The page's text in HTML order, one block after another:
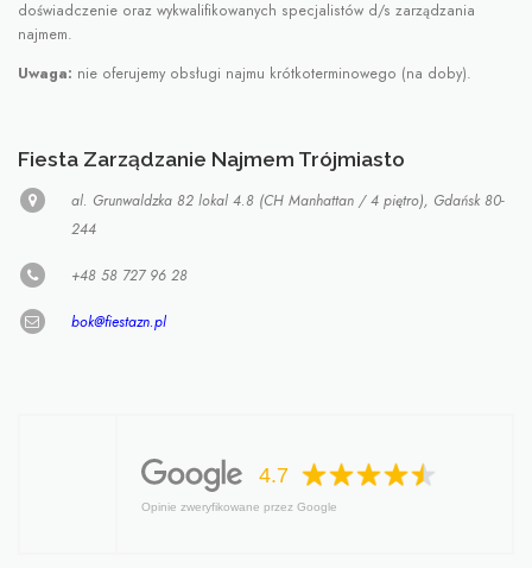
doświadczenie oraz wykwalifikowanych specjalistów d/s zarządzania
najmem.
Uwaga: nie oferujemy obsługi najmu krótkoterminowego (na doby).
Fiesta Zarządzanie Najmem Trójmiasto
al. Grunwaldzka 82 lokal 4.8 (CH Manhattan / 4 piętro), Gdańsk 80-
244
+48 58 727 96 28
bok@fiestazn.pl
4.7
Opinie zweryfikowane przez Google